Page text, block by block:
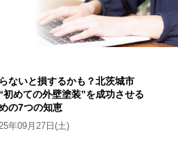
ないと損するかも？北茨城市
初めての外壁塗装”を成功させる
の7つの知恵
年09月27日(土)